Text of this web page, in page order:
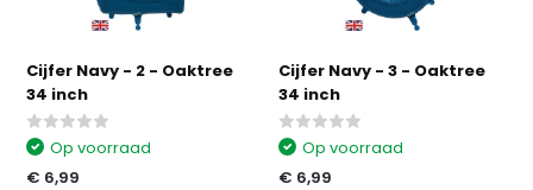
Cijfer Navy - 2 - Oaktree
34 inch
Op voorraad
€ 6,99
Cijfer Navy - 3 - Oaktree
34 inch
Op voorraad
€ 6,99